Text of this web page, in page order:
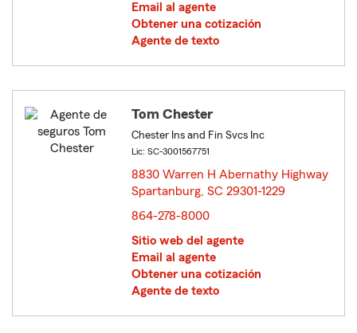
Email al agente
Obtener una cotización
Agente de texto
Tom Chester
Chester Ins and Fin Svcs Inc
Lic: SC-3001567751
8830 Warren H Abernathy Highway
Spartanburg, SC 29301-1229
864-278-8000
Sitio web del agente
Email al agente
Obtener una cotización
Agente de texto